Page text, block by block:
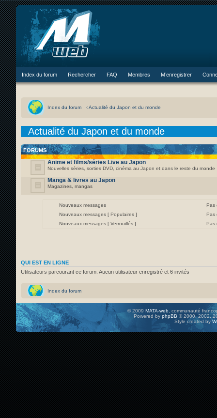
Index du forum Rechercher FAQ Membres M’enregistrer
Index du forum ‹ Actualité du Japon et du monde
Actualité du Japon et du monde
FORUMS
Anime et films/séries Live au Japon
Nouvelles séries, sorties DVD, cinéma au Japon et dans le reste du monde
Manga & livres au Japon
Magazines, mangas
Nouveaux messages
Pas
Nouveaux messages [ Populaires ]
Pas
Nouveaux messages [ Verrouillés ]
Pas
QUI EST EN LIGNE
Utilisateurs parcourant ce forum: Aucun utilisateur enregistré et 6 invités
Index du forum
© 2009 MATA-web , communauté
Powered by phpBB © 2000, 2002,
Style created by